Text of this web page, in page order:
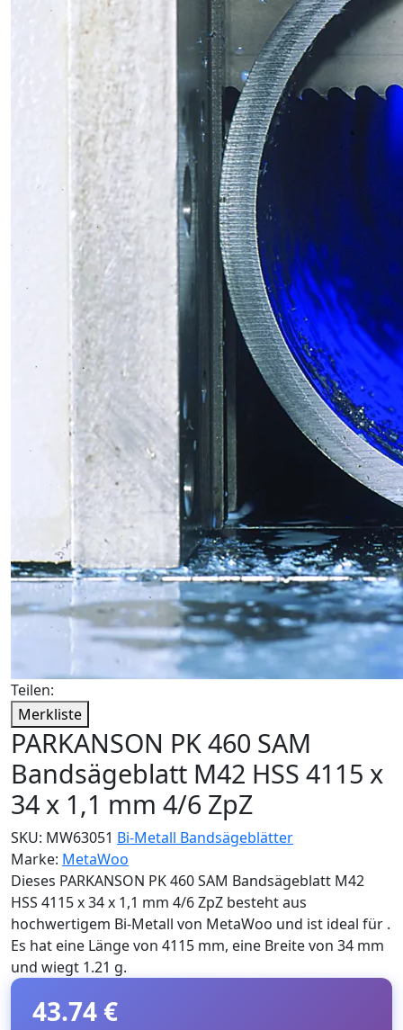
Teilen:
Merkliste
PARKANSON PK 460 SAM
Bandsägeblatt M42 HSS 4115 x
34 x 1,1 mm 4/6 ZpZ
SKU: MW63051 Bi-Metall Bandsägeblätter
Marke: MetaWoo
Dieses PARKANSON PK 460 SAM Bandsägeblatt M42
HSS 4115 x 34 x 1,1 mm 4/6 ZpZ besteht aus
hochwertigem Bi-Metall von MetaWoo und ist ideal für .
Es hat eine Länge von 4115 mm, eine Breite von 34 mm
und wiegt 1.21 g.
43.74 €